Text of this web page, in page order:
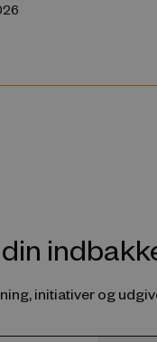
initiativer og